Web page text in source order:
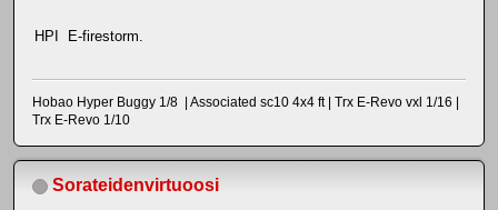
HPI E-firestorm.
Hobao Hyper Buggy 1/8 | Associated sc10 4x4 ft | Trx E-Revo vxl 1/16 |
Trx E-Revo 1/10
Sorateidenvirtuoosi